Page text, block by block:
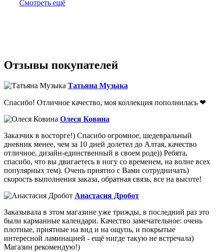
Смотреть ещё
Отзывы покупателей
Татьяна Музыка
Спасибо! Отличное качество, моя коллекция пополнилась ❤
Олеся Ковина
Заказчик в восторге!) Спасибо огромное, шедевральный
дневник менее, чем за 10 дней долетел до Алтая, качество
отличное, дизайн-единственный в своем роде)) Ребята,
спасибо, что вы двигаетесь в ногу со временем, на волне всех
популярных тем). Очень приятно с Вами сотрудничать)
скорость выполнения заказа, обратная связь, все на высоте!
Анастасия Дробот
Заказывала в этом магазине уже трижды, в последний раз это
были карманные календари. Качество замечательное: очень
плотные, приятные на вид и на ощупь, и покрытые
интересной ламинацией - ещё нигде такую не встречала)
Магазин рекомендую!)